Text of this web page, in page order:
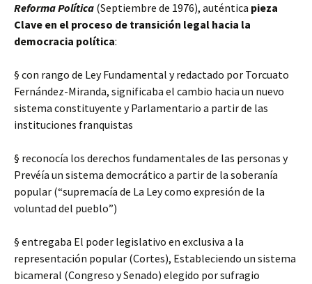
Reforma Política (Septiembre de 1976), auténtica pieza
Clave en el proceso de transición legal hacia la
democracia política:
§ con rango de Ley Fundamental y redactado por Torcuato
Fernández-Miranda, significaba el cambio hacia un nuevo
sistema constituyente y Parlamentario a partir de las
instituciones franquistas
§ reconocía los derechos fundamentales de las personas y
Prevéía un sistema democrático a partir de la soberanía
popular (“supremacía de La Ley como expresión de la
voluntad del pueblo”)
§ entregaba El poder legislativo en exclusiva a la
representación popular (Cortes), Estableciendo un sistema
bicameral (Congreso y Senado) elegido por sufragio